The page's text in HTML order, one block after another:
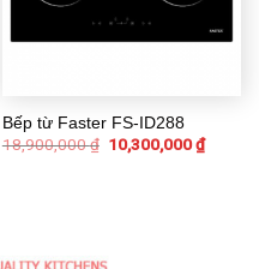
Bếp từ Faster FS-ID288
18,900,000₫ 10,300,000₫